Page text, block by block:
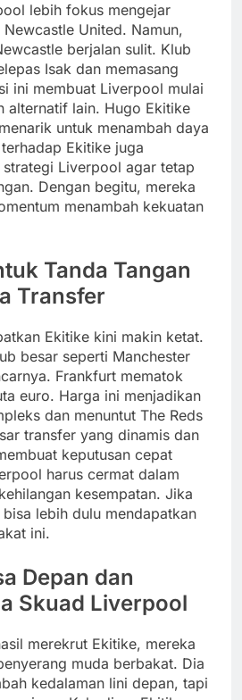
lebih fokus mengejar
United. Namun,
berjalan sulit. Klub
Isak dan memasang
ini membuat Liverpool mulai
alternatif lain. Hugo Ekitike
untuk menambah daya
Ekitike juga
Liverpool agar tetap
Dengan begitu, mereka
menambah kekuatan
Tanda Tangan
Transfer
Ekitike kini makin ketat.
besar seperti Manchester
Frankfurt mematok
euro. Harga ini menjadikan
dan menuntut The Reds
transfer yang dinamis dan
keputusan cepat
harus cermat dalam
kesempatan. Jika
lebih dulu mendapatkan
ini.
Depan dan
Skuad Liverpool
merekrut Ekitike, mereka
muda berbakat. Dia
kedalaman lini depan, tapi